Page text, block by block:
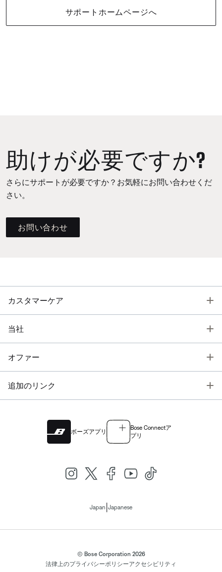
サポートホームページへ
助けが必要ですか?
さらにサポートが必要ですか？お気軽にお問い合わせくだ
さい。
お問い合わせ
カスタマーケア
当社
オファー
追加のリンク
ボーズアプリ
Bose Connectア
プリ
Japan Japanese
© Bose Corporation 2026
法律上のプライバシーポリシーアクセシビリティ